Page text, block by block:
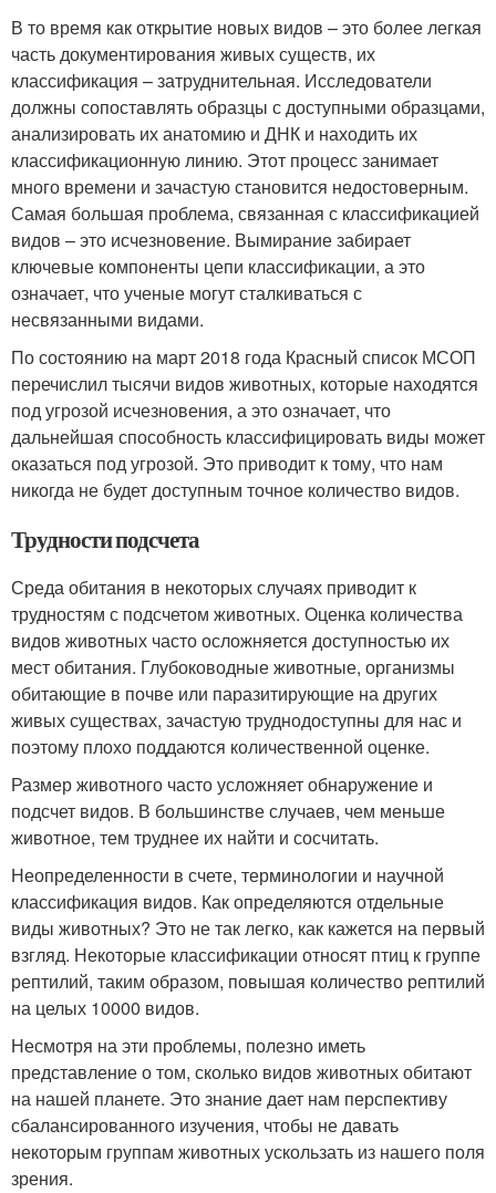
В то время как открытие новых видов – это более легкая
часть документирования живых существ, их
классификация – затруднительная. Исследователи
должны сопоставлять образцы с доступными образцами,
анализировать их анатомию и ДНК и находить их
классификационную линию. Этот процесс занимает
много времени и зачастую становится недостоверным.
Самая большая проблема, связанная с классификацией
видов – это исчезновение. Вымирание забирает
ключевые компоненты цепи классификации, а это
означает, что ученые могут сталкиваться с
несвязанными видами.
По состоянию на март 2018 года Красный список МСОП
перечислил тысячи видов животных, которые находятся
под угрозой исчезновения, а это означает, что
дальнейшая способность классифицировать виды может
оказаться под угрозой. Это приводит к тому, что нам
никогда не будет доступным точное количество видов.
Трудности подсчета
Среда обитания в некоторых случаях приводит к
трудностям с подсчетом животных. Оценка количества
видов животных часто осложняется доступностью их
мест обитания. Глубоководные животные, организмы
обитающие в почве или паразитирующие на других
живых существах, зачастую труднодоступны для нас и
поэтому плохо поддаются количественной оценке.
Размер животного часто усложняет обнаружение и
подсчет видов. В большинстве случаев, чем меньше
животное, тем труднее их найти и сосчитать.
Неопределенности в счете, терминологии и научной
классификация видов. Как определяются отдельные
виды животных? Это не так легко, как кажется на первый
взгляд. Некоторые классификации относят птиц к группе
рептилий, таким образом, повышая количество рептилий
на целых 10000 видов.
Несмотря на эти проблемы, полезно иметь
представление о том, сколько видов животных обитают
на нашей планете. Это знание дает нам перспективу
сбалансированного изучения, чтобы не давать
некоторым группам животных ускользать из нашего поля
зрения.